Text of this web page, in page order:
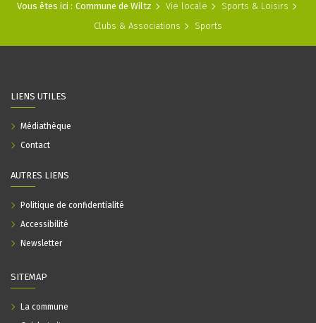
Vous êtes ici : Commune de Wiltz Vie locale
Sports & Loisirs
Clubs & Associations
Sports
SITEMAP
La commune
LIENS UTILES
Médiathèque
Contact
AUTRES LIENS
Politique de confidentialité
Accessibilité
Newsletter